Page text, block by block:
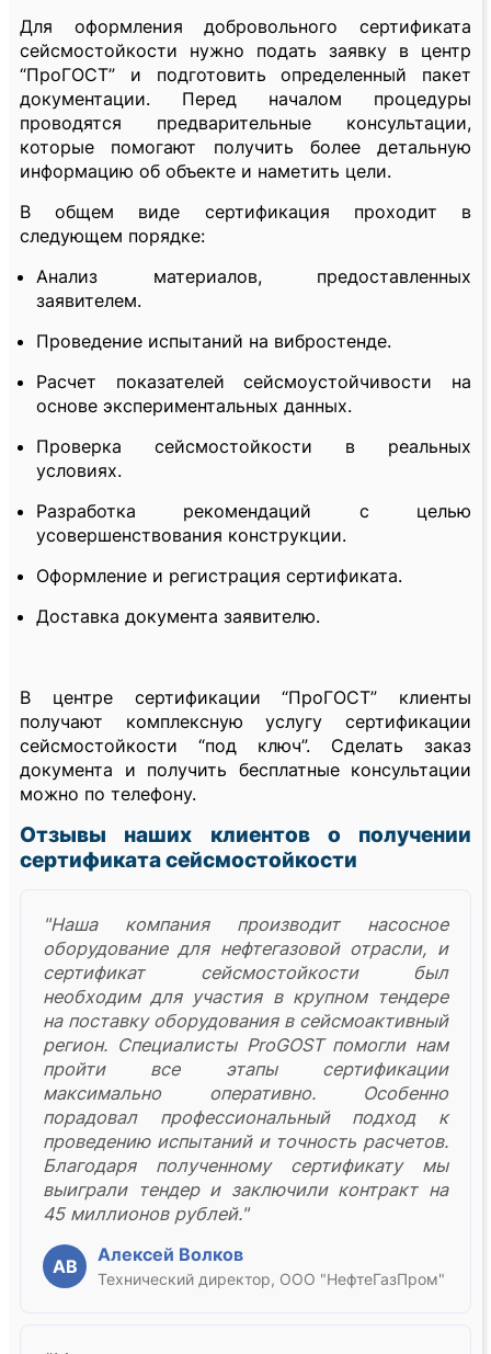
Для оформления добровольного сертификата
сейсмостойкости нужно подать заявку в центр
“ПроГОСТ” и подготовить определенный пакет
документации. Перед началом процедуры
проводятся предварительные консультации,
которые помогают получить более детальную
информацию об объекте и наметить цели.
В общем виде сертификация проходит в
следующем порядке:
Анализ материалов, предоставленных
заявителем.
Проведение испытаний на вибростенде.
Расчет показателей сейсмоустойчивости на
основе экспериментальных данных.
Проверка сейсмостойкости в реальных
условиях.
Разработка рекомендаций с целью
усовершенствования конструкции.
Оформление и регистрация сертификата.
Доставка документа заявителю.
В центре сертификации “ПроГОСТ” клиенты
получают комплексную услугу сертификации
сейсмостойкости “под ключ”. Сделать заказ
документа и получить бесплатные консультации
можно по телефону.
Отзывы наших клиентов о получении
сертификата сейсмостойкости
"Наша компания производит насосное
оборудование для нефтегазовой отрасли, и
сертификат сейсмостойкости был
необходим для участия в крупном тендере
на поставку оборудования в сейсмоактивный
регион. Специалисты ProGOST помогли нам
пройти все этапы сертификации
максимально оперативно. Особенно
порадовал профессиональный подход к
проведению испытаний и точность расчетов.
Благодаря полученному сертификату мы
выиграли тендер и заключили контракт на
45 миллионов рублей."
АВ
Алексей Волков
Технический директор, ООО "НефтеГазПром"